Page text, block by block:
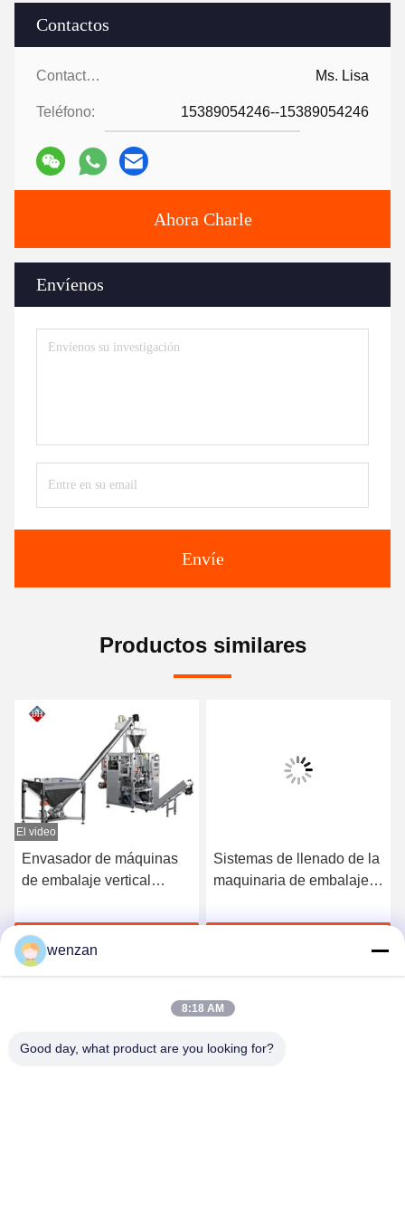
Contactos
Contactos: Ms. Lisa
Teléfono: 15389054246--15389054246
Ahora Charle
Envíenos
Envíe
Productos similares
El video
Envasador de máquinas
de embalaje vertical
Ahora Charle
Sistemas de llenado de la
maquinaria de embalaje
grande
wenzan
8:18 AM
Good day, what product are you looking for?